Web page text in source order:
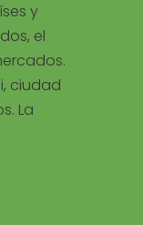
y
el
ciudad
La